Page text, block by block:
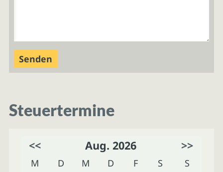
Steuertermine
<< Aug. 2026 >>
M D M D F S
S